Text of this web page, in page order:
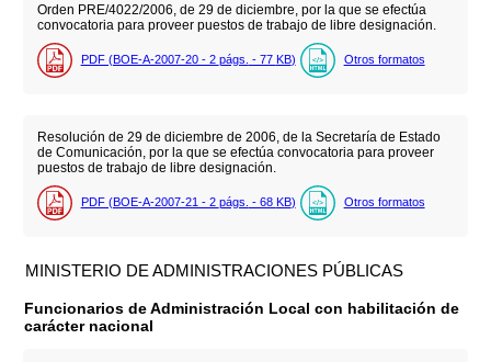
Orden PRE/4022/2006, de 29 de diciembre, por la que se efectúa
convocatoria para proveer puestos de trabajo de libre designación.
PDF (BOE-A-2007-20 - 2 págs. - 77 KB) Otros formatos
Resolución de 29 de diciembre de 2006, de la Secretaría de Estado
de Comunicación, por la que se efectúa convocatoria para proveer
puestos de trabajo de libre designación.
PDF (BOE-A-2007-21 - 2 págs. - 68 KB) Otros formatos
MINISTERIO DE ADMINISTRACIONES PÚBLICAS
Funcionarios de Administración Local con habilitación de
carácter nacional